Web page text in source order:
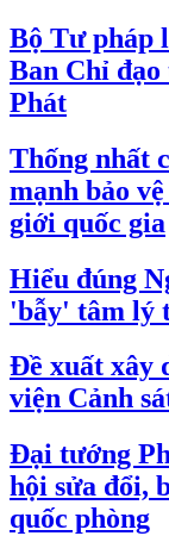
Bộ Tư pháp
Ban Chỉ
Phát
Thống nhất
mạnh bảo
giới quốc gia
Hiểu đúng
'bẫy' tâm lý
Đề xuất xây
viện Cảnh
Đại tướng
hội sửa đổi,
quốc phòng